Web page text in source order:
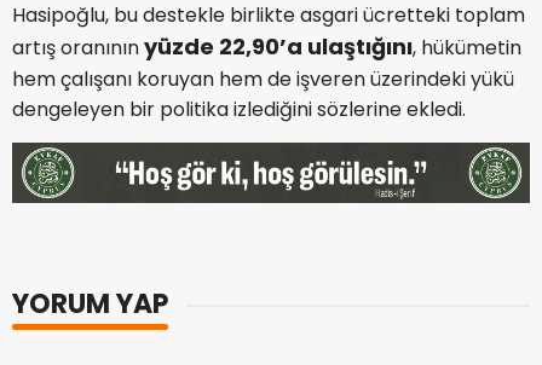
Hasipoğlu, bu destekle birlikte asgari ücretteki toplam
artış oranınınyüzde 22,90’a ulaştığını, hükümetin
hem çalışanı koruyan hem de işveren üzerindeki yükü
dengeleyen bir politika izlediğini sözlerine ekledi.
YORUM YAP